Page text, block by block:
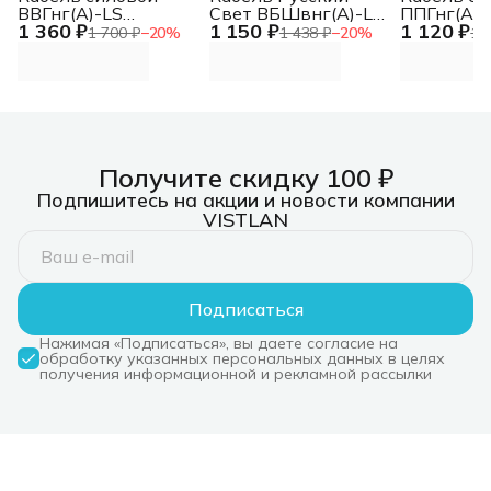
1 360 ₽1 700 ₽−20%
ВВГнг(А)-LS
5Х10ок(N.PE)-0.660
1 150 ₽1 438 ₽−20%
Свет ВБШвнг(А)-LS
3х4 ОК (N PE) 0.66кВ
1 120 ₽1
ППГнг(А)-
Получите скидку 100 ₽
Подпишитесь на акции и новости компании
VISTLAN
Подписаться
Нажимая «Подписаться», вы даете согласие на
обработку указанных персональных данных в целях
получения информационной и рекламной рассылки